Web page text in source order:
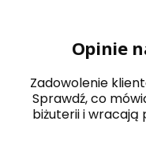
Opinie
Zadowolenie
Sprawdź, co
biżuterii i wracają